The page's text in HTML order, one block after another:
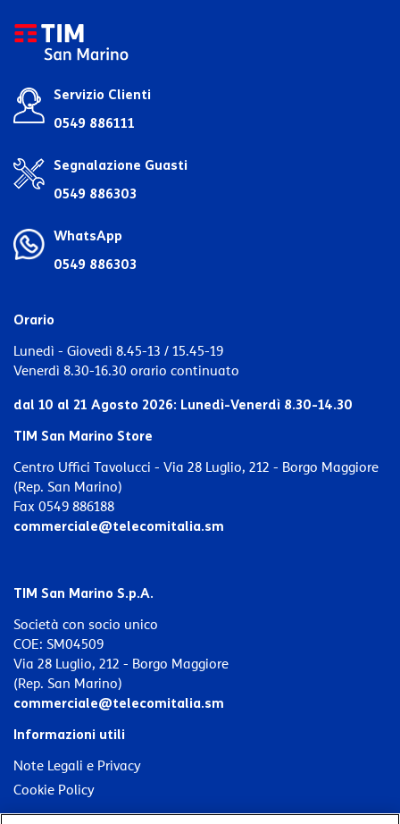
Servizio Clienti
0549 886111
Segnalazione Guasti
0549 886303
WhatsApp
0549 886303
Orario
Lunedì - Giovedì 8.45-13 / 15.45-19
Venerdì 8.30-16.30 orario continuato
dal 10 al 21 Agosto 2026: Lunedì-Venerdì 8.30-14.30
TIM San Marino Store
Centro Uffici Tavolucci - Via 28 Luglio, 212 - Borgo Maggiore
(Rep. San Marino)
Fax 0549 886188
commerciale@telecomitalia.sm
TIM San Marino S.p.A.
Società con socio unico
COE: SM04509
Via 28 Luglio, 212 - Borgo Maggiore
(Rep. San Marino)
commerciale@telecomitalia.sm
Informazioni utili
Note Legali e Privacy
Cookie Policy